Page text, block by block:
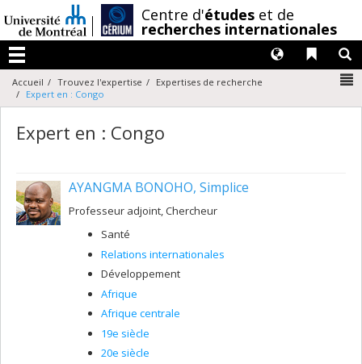
au
contenu
Centre d'études et de
recherches internationales
Menu
Liens
Langues
Accueil Trouvez l'expertise
Expertises de recherche
Expert en : Congo
Expert en : Congo
AYANGMA BONOHO, Simplice
Professeur adjoint, Chercheur
Santé
Relations internationales
Développement
Afrique
Afrique centrale
19e siècle
20e siècle